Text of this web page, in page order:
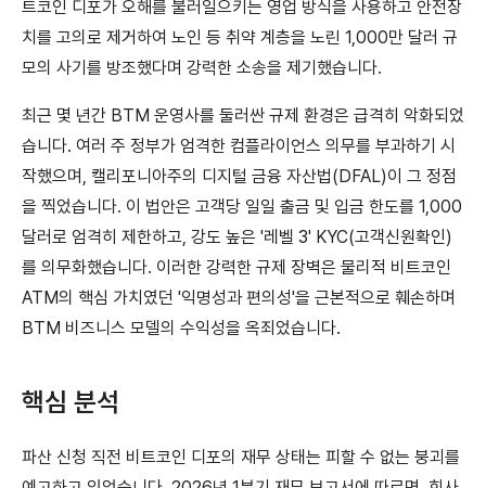
트코인 디포가 오해를 불러일으키는 영업 방식을 사용하고 안전장
치를 고의로 제거하여 노인 등 취약 계층을 노린 1,000만 달러 규
모의 사기를 방조했다며 강력한 소송을 제기했습니다.
최근 몇 년간 BTM 운영사를 둘러싼 규제 환경은 급격히 악화되었
습니다. 여러 주 정부가 엄격한 컴플라이언스 의무를 부과하기 시
작했으며, 캘리포니아주의 디지털 금융 자산법(DFAL)이 그 정점
을 찍었습니다. 이 법안은 고객당 일일 출금 및 입금 한도를 1,000
달러로 엄격히 제한하고, 강도 높은 '레벨 3' KYC(고객신원확인)
를 의무화했습니다. 이러한 강력한 규제 장벽은 물리적 비트코인
ATM의 핵심 가치였던 '익명성과 편의성'을 근본적으로 훼손하며
BTM 비즈니스 모델의 수익성을 옥죄었습니다.
핵심 분석
파산 신청 직전 비트코인 디포의 재무 상태는 피할 수 없는 붕괴를